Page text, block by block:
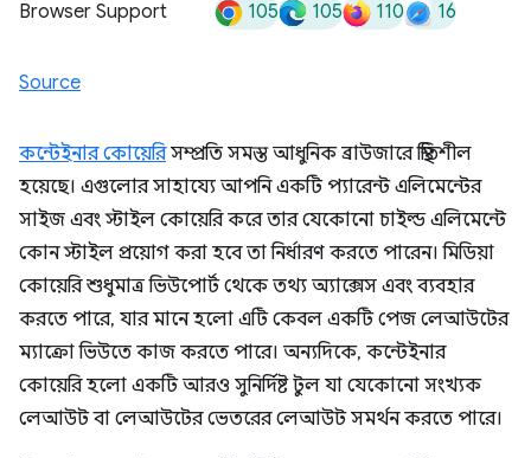
Browser Support 105 105 110 16
Source
কন্টেইনার কোয়েরিসম্প্রতি সমস্ত আধুনিক ব্রাউজারে স্থিতিশীল
হয়েছে। এগুলোর সাহায্যে আপনি একটি প্যারেন্ট এলিমেন্টের
সাইজ এবং স্টাইল কোয়েরি করে তার যেকোনো চাইল্ড এলিমেন্টে
কোন স্টাইল প্রয়োগ করা হবে তা নির্ধারণ করতে পারেন। মিডিয়া
কোয়েরি শুধুমাত্র ভিউপোর্ট থেকে তথ্য অ্যাক্সেস এবং ব্যবহার
করতে পারে, যার মানে হলো এটি কেবল একটি পেজ লেআউটের
ম্যাক্রো ভিউতে কাজ করতে পারে। অন্যদিকে, কন্টেইনার
কোয়েরি হলো একটি আরও সুনির্দিষ্ট টুল যা যেকোনো সংখ্যক
লেআউট বা লেআউটের ভেতরের লেআউট সমর্থন করতে পারে।